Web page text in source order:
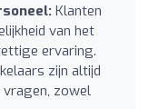
Klanten
van het
ervaring.
zijn altijd
vragen, zowel